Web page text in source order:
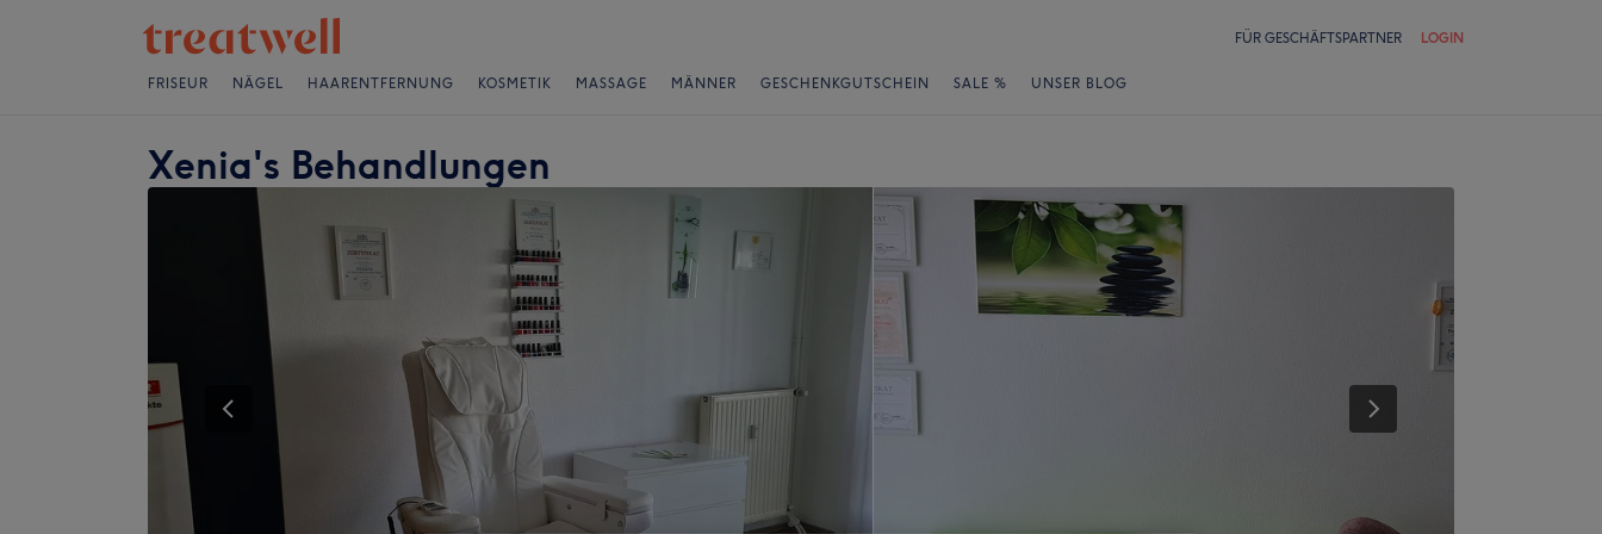
FÜR GESCHÄFTSPARTNER LOGIN
FRISEUR NÄGEL HAARENTFERNUNG KOSMETIK MASSAGE MÄNNER GESCHENKGUTSCHEIN SALE % UNSER BLOG
Xenia's Behandlungen